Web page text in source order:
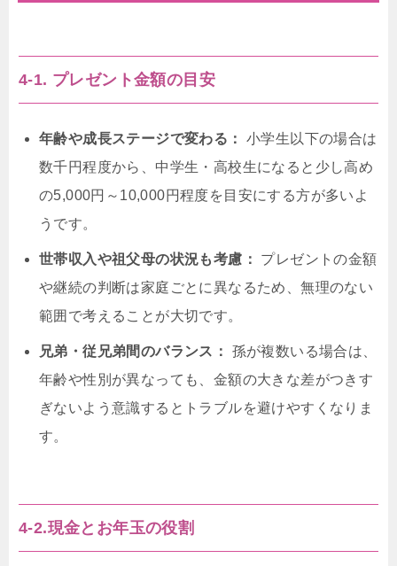
4-1. プレゼント金額の目安
年齢や成長ステージで変わる：
小学生以下の場合は
数千円程度から、中学生・高校生になると少し高め
の5,000円～10,000円程度を目安にする方が多いよ
うです。
世帯収入や祖父母の状況も考慮：
プレゼントの金額
や継続の判断は家庭ごとに異なるため、無理のない
範囲で考えることが大切です。
兄弟・従兄弟間のバランス：
孫が複数いる場合は、
年齢や性別が異なっても、金額の大きな差がつきす
ぎないよう意識するとトラブルを避けやすくなりま
す。
4-2.現金とお年玉の役割